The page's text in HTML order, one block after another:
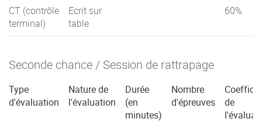
CT (contrôle
terminal)
Ecrit sur
table
60%
Seconde chance / Session de rattrapage
Type
d'évaluation
Nature de
l'évaluation
Durée
(en
minutes)
Nombre
d'épreuves
de